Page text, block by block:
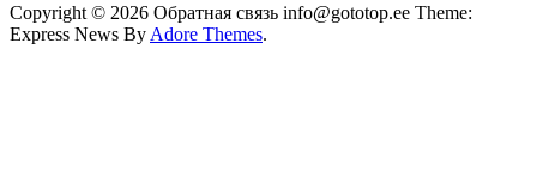
Copyright © 2026 Обратная связь info@gototop.ee Theme:
Express News By Adore Themes.